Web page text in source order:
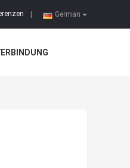
German